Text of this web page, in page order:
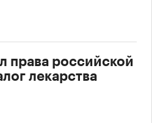
права российской
лекарства